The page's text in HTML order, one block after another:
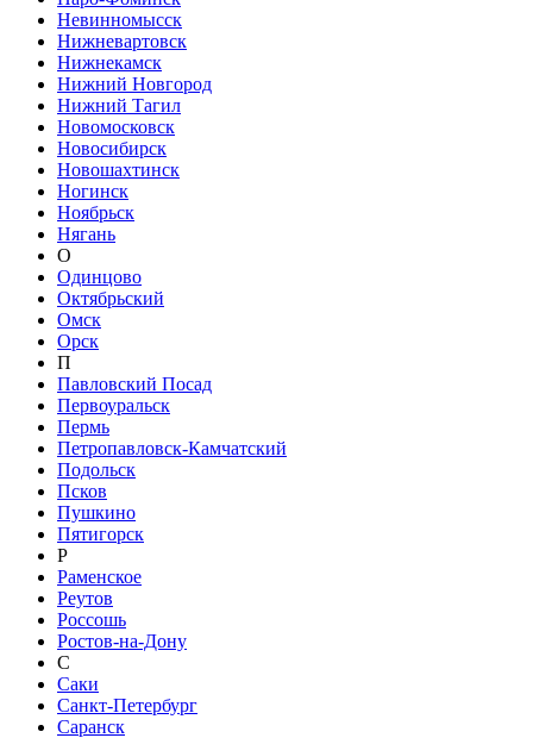
Невинномысск
Нижневартовск
Нижнекамск
Нижний Новгород
Нижний Тагил
Новомосковск
Новосибирск
Новошахтинск
Ногинск
Ноябрьск
Нягань
О
Одинцово
Октябрьский
Омск
Орск
П
Павловский Посад
Первоуральск
Пермь
Петропавловск-Камчатский
Подольск
Псков
Пушкино
Пятигорск
Р
Раменское
Реутов
Россошь
Ростов-на-Дону
С
Саки
Санкт-Петербург
Саранск